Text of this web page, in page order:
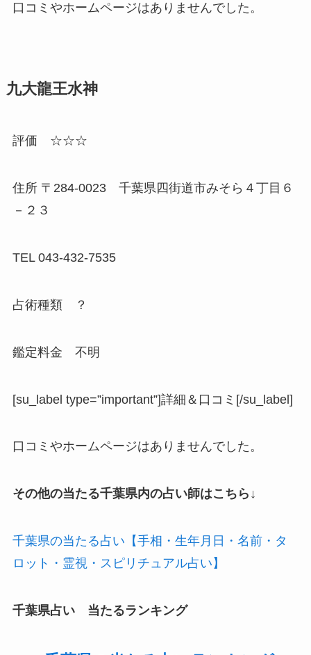
口コミやホームページはありませんでした。
九大龍王水神
評価 ☆☆☆
住所 〒284-0023 千葉県四街道市みそら４丁目６
－２３
TEL 043-432-7535
占術種類 ？
鑑定料金 不明
[su_label type=”important”]詳細＆口コミ[/su_label]
口コミやホームページはありませんでした。
その他の当たる千葉県内の占い師はこちら↓
千葉県の当たる占い【手相・生年月日・名前・タ
ロット・霊視・スピリチュアル占い】
千葉県占い 当たるランキング